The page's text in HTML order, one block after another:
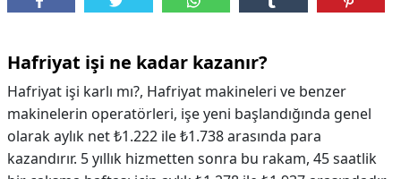
Hafriyat işi ne kadar kazanır?
Hafriyat işi karlı mı?, Hafriyat makineleri ve benzer
makinelerin operatörleri, işe yeni başlandığında genel
olarak aylık net ₺1.222 ile ₺1.738 arasında para
kazandırır. 5 yıllık hizmetten sonra bu rakam, 45 saatlik